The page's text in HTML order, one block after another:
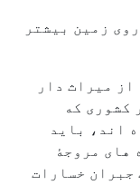
زمین بیشتر
میراث دار
کشوری که
اند، باید
های مروجۀ
جبران خسارات